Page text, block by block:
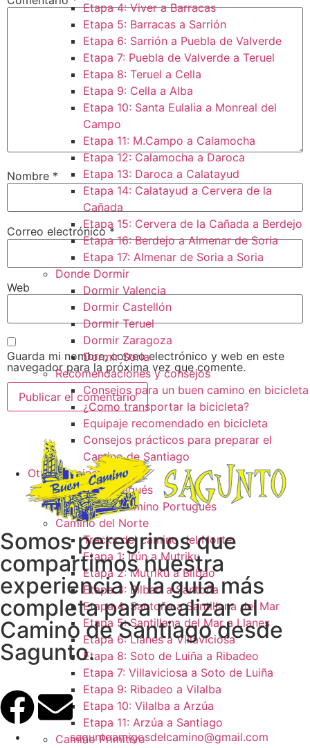
Etapa 4: Viver a Barracas
Etapa 5: Barracas a Sarrión
Etapa 6: Sarrión a Puebla de Valverde
Etapa 7: Puebla de Valverde a Teruel
Etapa 8: Teruel a Cella
Etapa 9: Cella a Alba
Etapa 10: Santa Eulalia a Monreal del
Campo​
Etapa 11: M.Campo a Calamocha​
Etapa 12: Calamocha a Daroca ​
Etapa 13: Daroca a Calatayud
Etapa 14: Calatayud a Cervera de la
Cañada​
Etapa 15: Cervera de la Cañada a Berdejo
Etapa 16: Berdejo a Almenar de Soria
Etapa 17: Almenar de Soria a Soria ​
Donde Dormir
Dormir Valencia
Dormir Castellón
Dormir Teruel
Dormir Zaragoza
Dormir Soria
Recomendaciones y consejos
Consejos para un buen camino en bicicleta
¿Como transportar la bicicleta?
Equipaje recomendado en bicicleta
Consejos prácticos para preparar el
Camino de Santiago
Otros caminos
Camino Portugués
Tracks camino Portugués
Camino del Norte
Tracks del camino del Norte
Etapa 1: Irún a Mutriku
Etapa 2: Mutriku a Bilbao
Etapa 3: Bilbao a Santoña
Etapa 4: Santoña a Santillana del Mar
Etapa 5: Santillana del Mar a Llanes
Etapa 6: Llanes a Villaviciosa
Etapa 8: Soto de Luiña a Ribadeo
Etapa 7: Villaviciosa a Soto de Luiña
Etapa 9: Ribadeo a Vilalba
Etapa 10: Vilalba a Arzúa
Etapa 11: Arzúa a Santiago
Camino Primitivo
Nombre *
Correo electrónico*
Web
Guarda mi nombre, correo electrónico y web en este
navegador para la próxima vez que comente.
Somos peregrinos que
compartimos nuestra
experiencia y la guía más
completa para realizar el
Camino de Santiago desde
Sagunto.
saguntoamigosdelcamino@gmail.com